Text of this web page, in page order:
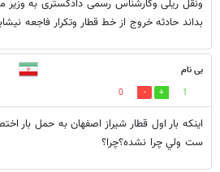
ونقل ریلی وکارشناس رسمی دادگستری به وزیر
بداند حادثه خروج از خط قطار وتکرار فاجعه
بی نام
1
0
اينكه بار اول قطار شيراز اصفهان به حمل بار
ست ولي چرا نشده؟چرا؟